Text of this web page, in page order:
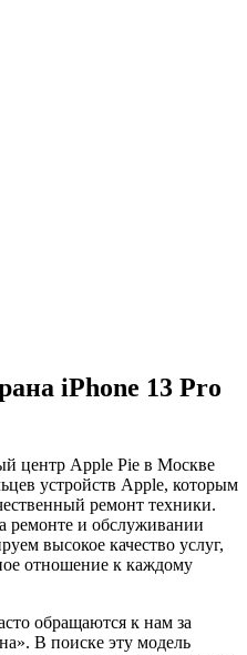
iPhone 13 Pro
центр Apple Pie в Москве
устройств Apple, которым
ремонт техники.
ремонте и обслуживании
высокое качество услуг,
отношение к каждому
обращаются к нам за
В поиске эту модель